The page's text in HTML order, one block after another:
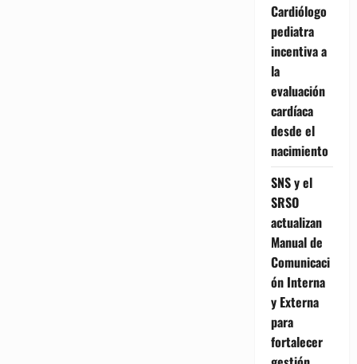
Cardiólogo
pediatra
incentiva a
la
evaluación
cardíaca
desde el
nacimiento
SNS y el
SRSO
actualizan
Manual de
Comunicaci
ón Interna
y Externa
para
fortalecer